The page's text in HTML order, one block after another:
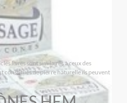
livrés sont similaires à ceux des
constitués de pierre naturelle ils peuvent